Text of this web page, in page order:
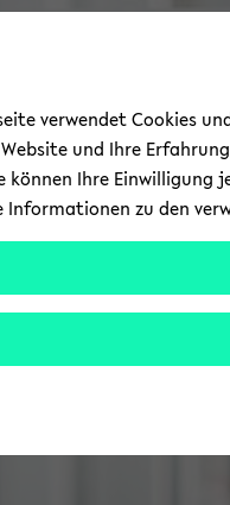
verwendet Cookies
und Ihre
können Ihre Einwilligung
Informationen zu den